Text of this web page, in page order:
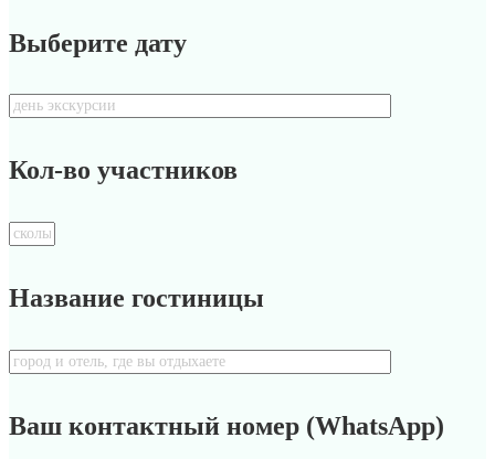
Выберите дату
Кол-во участников
Название гостиницы
Ваш контактный номер (WhatsApp)